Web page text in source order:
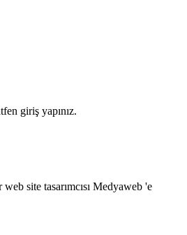
giriş yapınız.
site tasarımcısı Medyaweb 'e